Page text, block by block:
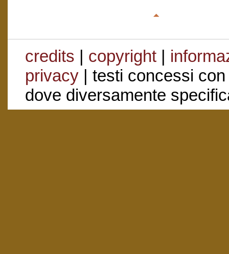
credits | copyright|
privacy| testi concessi
dove diversamente